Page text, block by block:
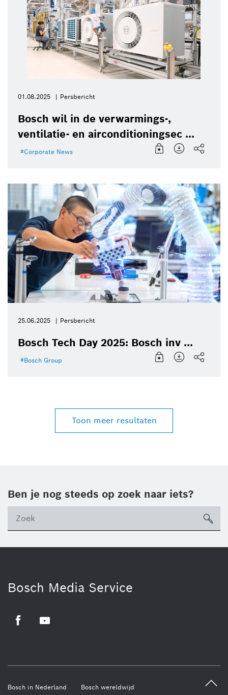
01.08.2025 Persbericht
Bosch wil in de verwarmings-,
ventilatie- en airconditioningsec ...
Corporate News
25.06.2025 Persbericht
Bosch Tech Day 2025: Bosch inv ...
Bosch Group
Toon meer resultaten
Ben je nog steeds op zoek naar iets?
Bosch Media Service
Bosch in Nederland Bosch wereldwijd